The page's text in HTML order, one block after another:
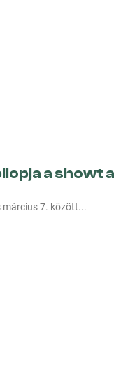
a showt a
március 7. között